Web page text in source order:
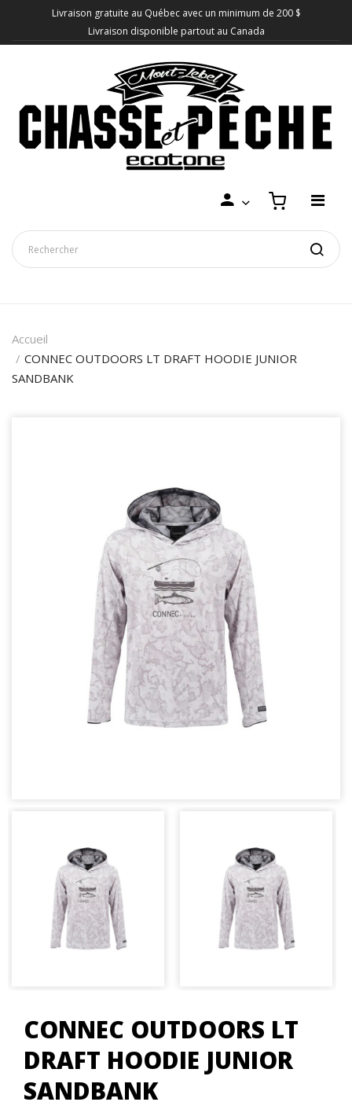
Livraison gratuite au Québec avec un minimum de 200 $
Livraison disponible partout au Canada
Accueil
CONNEC OUTDOORS LT DRAFT HOODIE JUNIOR
SANDBANK
CONNEC OUTDOORS LT
DRAFT HOODIE JUNIOR
SANDBANK